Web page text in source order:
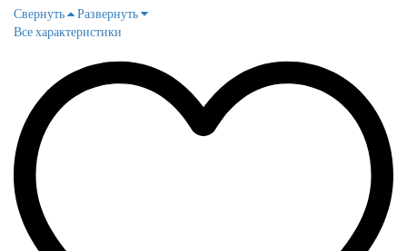
Свернуть
Развернуть
Все характеристики